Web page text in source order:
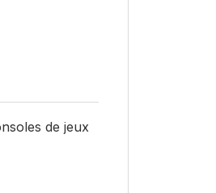
de jeux